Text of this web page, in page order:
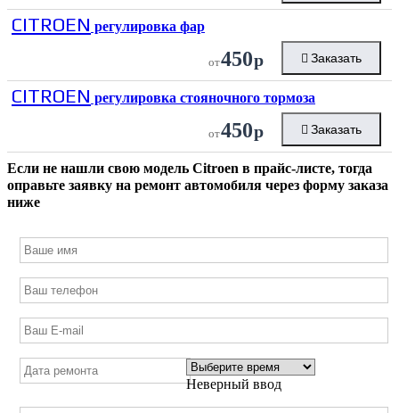
CITROEN регулировка фар
от450р Заказать
CITROEN регулировка стояночного тормоза
от450р Заказать
Если не нашли свою модель Citroen в прайс-листе, тогда
оправьте заявку на ремонт автомобиля через форму заказа
ниже
Неверный ввод